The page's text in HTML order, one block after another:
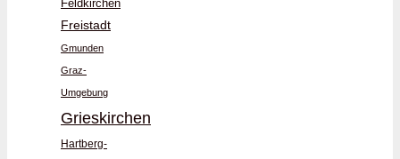
Feldkirchen
Freistadt
Gmunden
Graz-
Umgebung
Grieskirchen
Hartberg-